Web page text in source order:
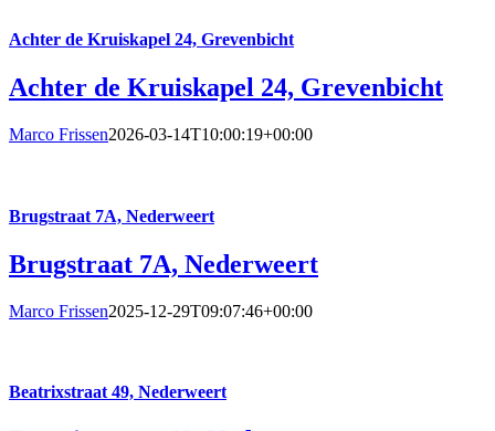
Achter de Kruiskapel 24, Grevenbicht
Achter de Kruiskapel 24, Grevenbicht
Marco Frissen2026-03-14T10:00:19+00:00
Brugstraat 7A, Nederweert
Brugstraat 7A, Nederweert
Marco Frissen2025-12-29T09:07:46+00:00
Beatrixstraat 49, Nederweert